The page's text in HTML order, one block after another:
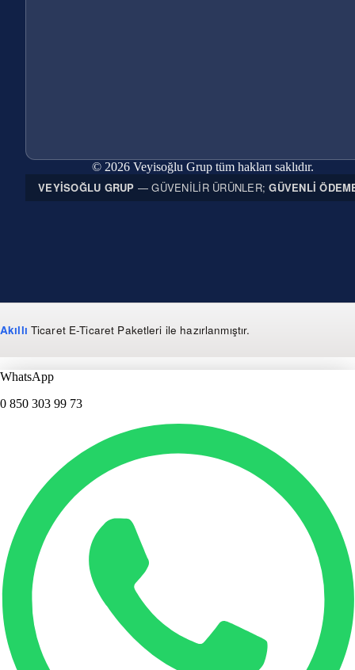
© 2026 Veyisoğlu Grup tüm hakları saklıdır.
VEYISOĞLU GRUP — GÜVENILIR ÜRÜNLER;GÜVENLI
Akıllı Ticaret E-Ticaret Paketleri ile hazırlanmıştır.
WhatsApp
0 850 303 99 73